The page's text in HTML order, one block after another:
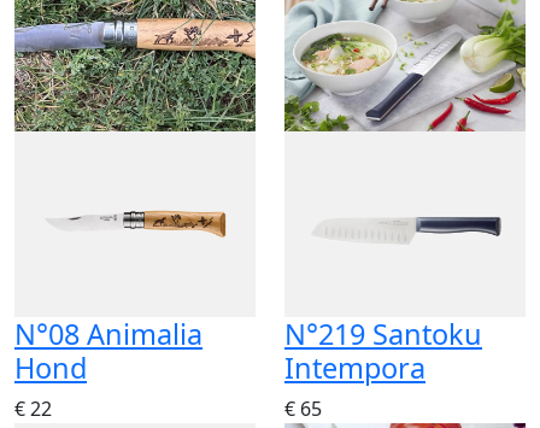
N°08 Animalia
Hond
€ 22
N°219 Santoku
Intempora
€ 65